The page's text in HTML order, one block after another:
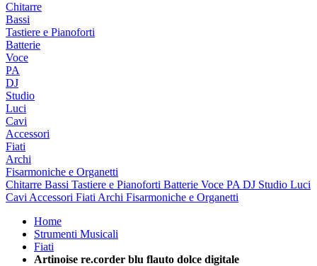
Chitarre
Bassi
Tastiere e Pianoforti
Batterie
Voce
PA
DJ
Studio
Luci
Cavi
Accessori
Fiati
Archi
Fisarmoniche e Organetti
Chitarre Bassi Tastiere e Pianoforti Batterie Voce PA DJ Studio Luci
Cavi Accessori Fiati Archi Fisarmoniche e Organetti
Home
Strumenti Musicali
Fiati
Artinoise re.corder blu flauto dolce digitale